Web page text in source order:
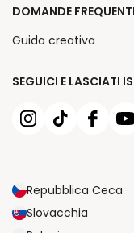
SEGUICI E LASCIATI
Repubblica Ceca
Slovacchia
DOMANDE FREQUENTI
Guida creativa